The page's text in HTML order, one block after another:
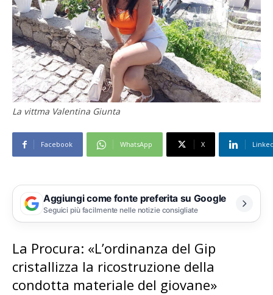
La vittma Valentina Giunta
Facebook WhatsApp X
Aggiungi come fonte preferita su Google
Seguici più facilmente nelle notizie consigliate
La Procura: «L’ordinanza del Gip
cristallizza la ricostruzione della
condotta materiale del giovane»